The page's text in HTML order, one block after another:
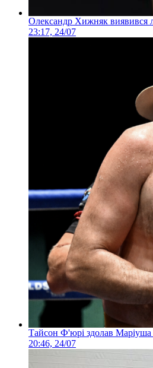
Олександр Хижняк виявився
23:17, 24/07
Тайсон Ф'юрі здолав Маріуша
20:46, 24/07